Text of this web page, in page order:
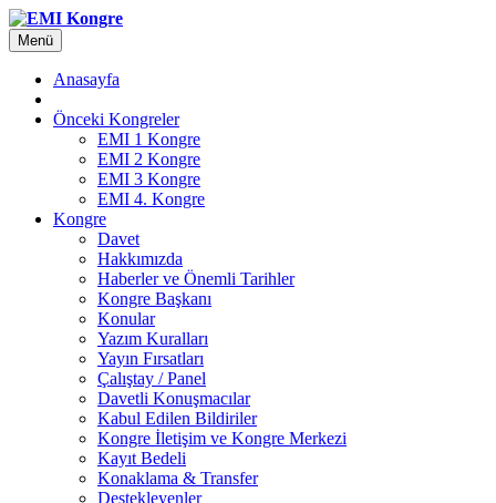
Menü
Anasayfa
Önceki Kongreler
EMI 1 Kongre
EMI 2 Kongre
EMI 3 Kongre
EMI 4. Kongre
Kongre
Davet
Hakkımızda
Haberler ve Önemli Tarihler
Kongre Başkanı
Konular
Yazım Kuralları
Yayın Fırsatları
Çalıştay / Panel
Davetli Konuşmacılar
Kabul Edilen Bildiriler
Kongre İletişim ve Kongre Merkezi
Kayıt Bedeli
Konaklama & Transfer
Destekleyenler